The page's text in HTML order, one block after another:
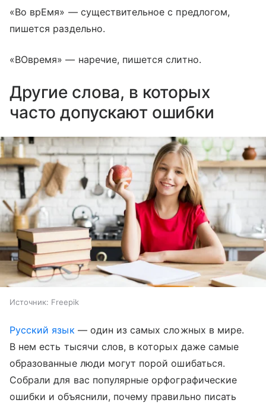
«Во врЕмя» — существительное с предлогом,
пишется раздельно.
«ВОвремя» — наречие, пишется слитно.
Другие слова, в которых
часто допускают ошибки
Источник: Freepik
Русский язык — один из самых сложных в мире.
В нем есть тысячи слов, в которых даже самые
образованные люди могут порой ошибаться.
Собрали для вас популярные орфографические
ошибки и объяснили, почему правильно писать